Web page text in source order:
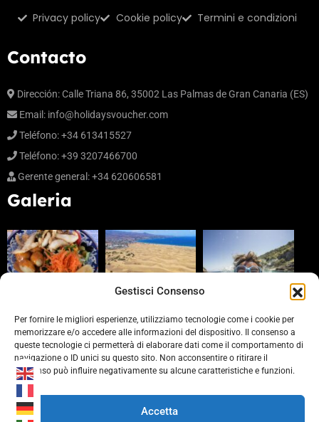
Gestisci Consenso
Per fornire le migliori esperienze, utilizziamo tecnologie come i cookie per
memorizzare e/o accedere alle informazioni del dispositivo. Il consenso a
queste tecnologie ci permetterà di elaborare dati come il comportamento di
navigazione o ID unici su questo sito. Non acconsentire o ritirare il
consenso può influire negativamente su alcune caratteristiche e funzioni.
Accetta
Privacy policy Cookie policy Termini e condizioni
Contacto
Dirección: Calle Triana 86, 35002 Las Palmas de Gran Canaria (ES)
Email: info@holidaysvoucher.com
Teléfono: +34 613415527
Teléfono: +39 3207466700
Gerente general: +34 620606581
Galeria
Partners
https://www.laprovinciacv.it/
https://www.civonline.it/